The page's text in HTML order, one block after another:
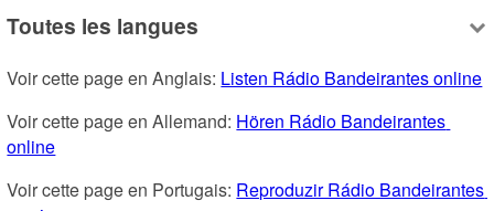
Toutes les langues
Voir cette page en Anglais: Listen Rádio Bandeirantes online
Voir cette page en Allemand: Hören Rádio Bandeirantes
online
Voir cette page en Portugais: Reproduzir Rádio Bandeirantes